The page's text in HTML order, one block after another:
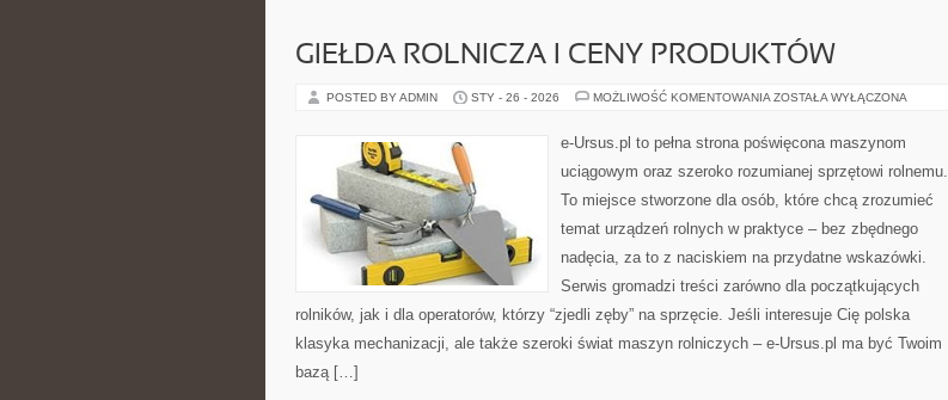
GIEŁDA ROLNICZA I CENY PRODUKTÓW
POSTED BY ADMIN STY - 26 - 2026 MOŻLIWOŚĆ KOMENTOWANIA GIEŁDA
CENY
PRODUKTÓW
ZOSTAŁA WYŁĄCZONA
e-Ursus.pl to pełna strona poświęcona maszynom
uciągowym oraz szeroko rozumianej sprzętowi rolnemu.
To miejsce stworzone dla osób, które chcą zrozumieć
temat urządzeń rolnych w praktyce – bez zbędnego
nadęcia, za to z naciskiem na przydatne wskazówki.
Serwis gromadzi treści zarówno dla początkujących
rolników, jak i dla operatorów, którzy “zjedli zęby” na sprzęcie. Jeśli interesuje Cię polska
klasyka mechanizacji, ale także szeroki świat maszyn rolniczych – e-Ursus.pl ma być Twoim
bazą […]